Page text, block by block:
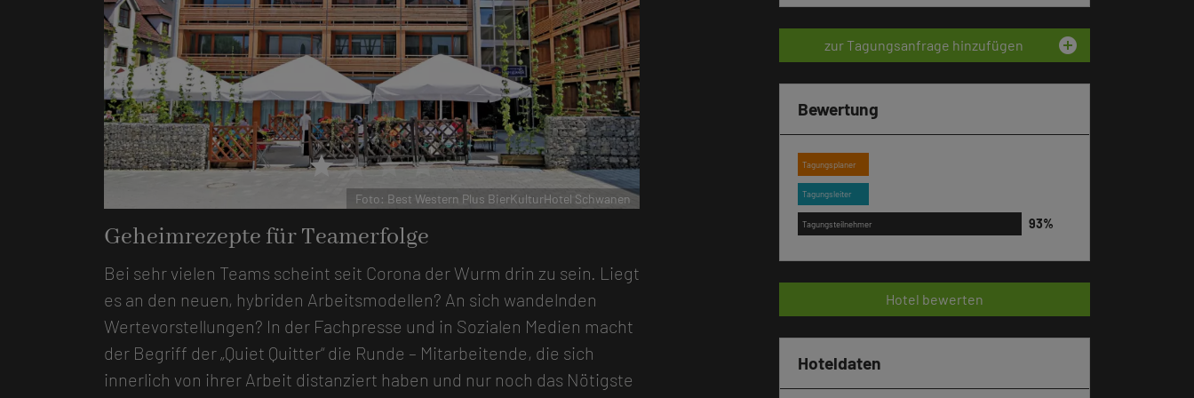
starstarstarstar
Foto: Best Western Plus BierKulturHotel Schwanen
Geheimrezepte für Teamerfolge
Bei sehr vielen Teams scheint seit Corona der Wurm drin zu sein. Liegt
es an den neuen, hybriden Arbeitsmodellen? An sich wandelnden
Wertevorstellungen? In der Fachpresse und in Sozialen Medien macht
der Begriff der „Quiet Quitter“ die Runde – Mitarbeitende, die sich
innerlich von ihrer Arbeit distanziert haben und nur noch das Nötigste
zur Tagungsanfrage hinzufügen add_circle
Bewertung
Tagungsplaner
Tagungsleiter
Tagungsteilnehmer
Hotel bewerten
Hoteldaten